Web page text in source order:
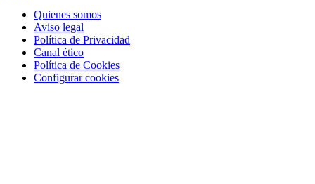
Quienes somos
Aviso legal
Política de Privacidad
Canal ético
Política de Cookies
Configurar cookies